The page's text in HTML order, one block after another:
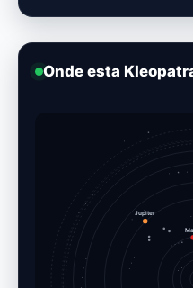
Onde esta
Jupiter